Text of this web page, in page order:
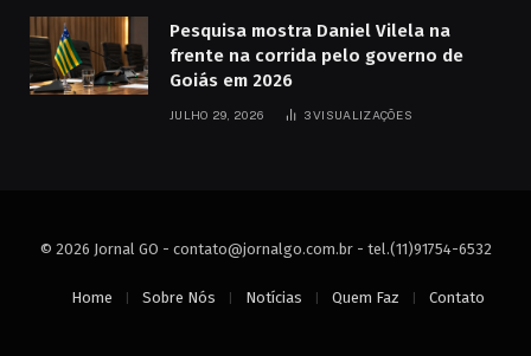
Pesquisa mostra Daniel Vilela na
frente na corrida pelo governo de
Goiás em 2026
JULHO 29, 2026 3VISUALIZAÇÕES
© 2026 Jornal GO - contato@jornalgo.com.br- tel.(11)91754-6532
Home Sobre Nós Notícias Quem Faz Contato